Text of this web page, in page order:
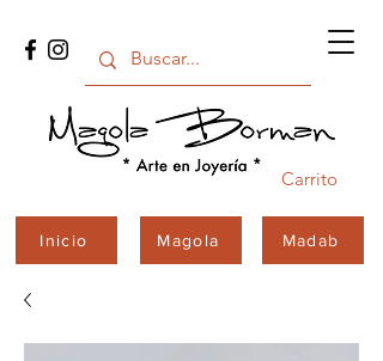
Carrito
Inicio Magola Madab